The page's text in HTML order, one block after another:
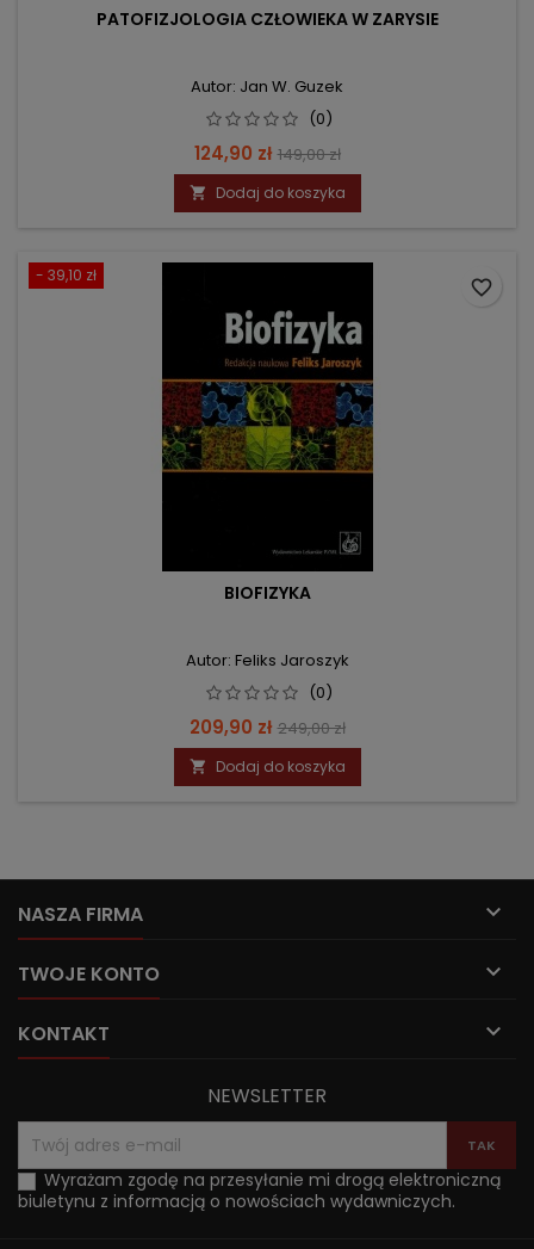
PATOFIZJOLOGIA CZŁOWIEKA W ZARYSIE
Autor: Jan W. Guzek
(0)
Cena
124,90 zł Cena
podstawowa
149,00 zł
 Dodaj do koszyka
- 39,10 zł
BIOFIZYKA
Autor: Feliks Jaroszyk
(0)
Cena
209,90 zł Cena
podstawowa
249,00 zł
 Dodaj do koszyka
favorite_border
NASZA FIRMA 
TWOJE KONTO 
KONTAKT 
NEWSLETTER
Wyrażam zgodę na przesyłanie mi drogą elektroniczną
biuletynu z informacją o nowościach wydawniczych.